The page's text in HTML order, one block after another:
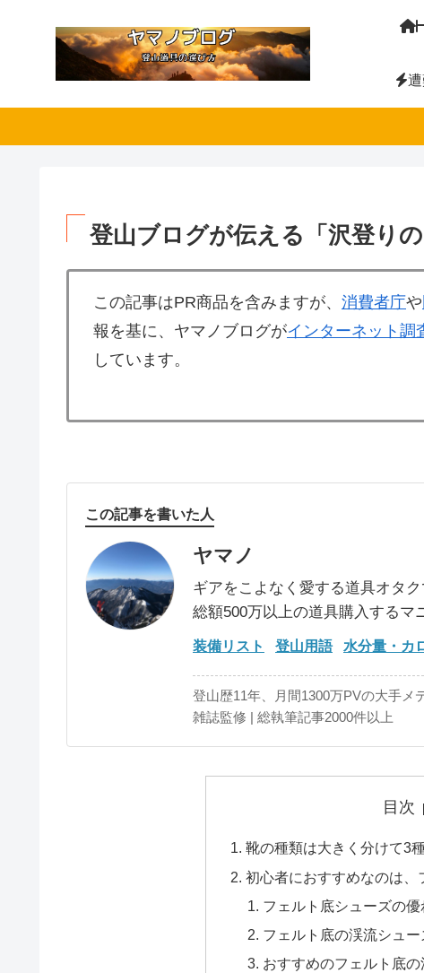
登山ブログが伝える「沢登りの
この記事はPR商品を含みますが、 消費者庁や
報を基に、ヤマノブログがインターネット調
しています。
この記事を書いた人
ヤマノ
ギアをこよなく愛する道具オタク
総額500万以上の道具購入するマ
装備リスト 登山用語 水分量・カ
登山歴11年、月間1300万PVの大手メ
雑誌監修 | 総執筆記事2000件以上
目次
靴の種類は大きく分けて3
初心者におすすめなのは
フェルト底シューズの優
フェルト底の渓流シュ
おすすめのフェルト底